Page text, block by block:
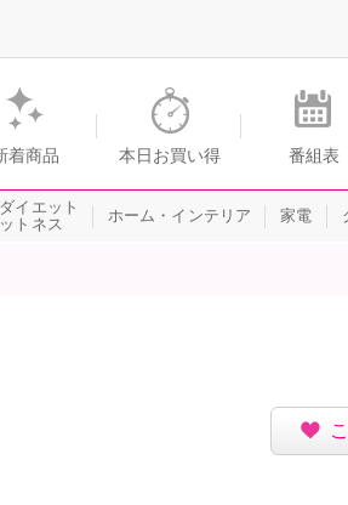
ッピングのショップチャンネル
着商品 本日お買い得 番組表
イエット
トネス
ホーム・インテリア 家電